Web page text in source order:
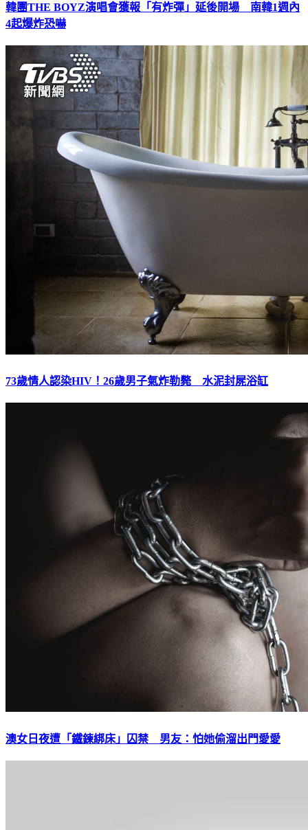
韓團THE BOYZ演唱會獲報「有炸彈」延後開場 南韓1週內
4起爆炸恐嚇
73歲情人認染HIV！26歲男子氣炸勒斃 水泥封屍浴缸
澳女日夜遭「鐵鍊綁床」囚禁 男友：怕她偷溜出門愛愛